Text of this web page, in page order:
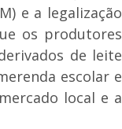
e a legalização
os produtores
de leite
escolar e
local e a